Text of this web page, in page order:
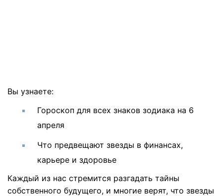
Вы узнаете:
Гороскоп для всех знаков зодиака на 6
апреля
Что предвещают звезды в финансах,
карьере и здоровье
Каждый из нас стремится разгадать тайны
собственного будущего, и многие верят, что звезды